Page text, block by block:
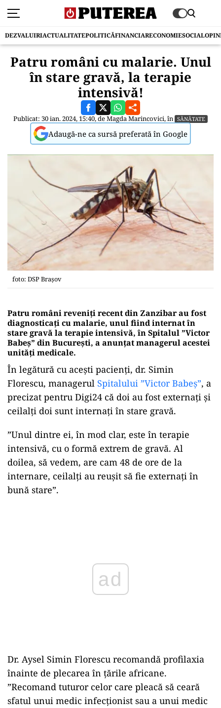
DEZVALUIRIACTUALITATEPOLITICĂFINANCIARECONOMIESOCIAL
Patru români cu malarie. Unul
în stare gravă, la terapie
intensivă!
Publicat: 30 ian. 2024, 15:40, deMagda Marincovici, în SĂNĂTATE
Adaugă-ne ca sursă preferată în Google
foto: DSP Brașov
Patru români reveniți recent din Zanzibar au fost
diagnosticați cu malarie, unul fiind internat în
stare gravă la terapie intensivă, în Spitalul ”Victor
Babeș” din București, a anunțat managerul acestei
unități medicale.
În legătură cu acești pacienți, dr. Simin
Florescu, managerul Spitalului ”Victor Babeș”, a
precizat pentru Digi24 că doi au fost externați și
ceilalți doi sunt internați în stare gravă.
”Unul dintre ei, în mod clar, este în terapie
intensivă, cu o formă extrem de gravă. Al
doilea, să vedem, are cam 48 de ore de la
internare, ceilalți au reușit să fie externați în
bună stare”.
Dr. Aysel Simin Florescu recomandă profilaxia
înainte de plecarea în țările africane.
”Recomand tuturor celor care pleacă să ceară
sfatul unui medic infecționist sau a unui medic